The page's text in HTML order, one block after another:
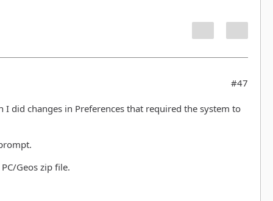
#47
did changes in Preferences that required the system to
Geos zip file.